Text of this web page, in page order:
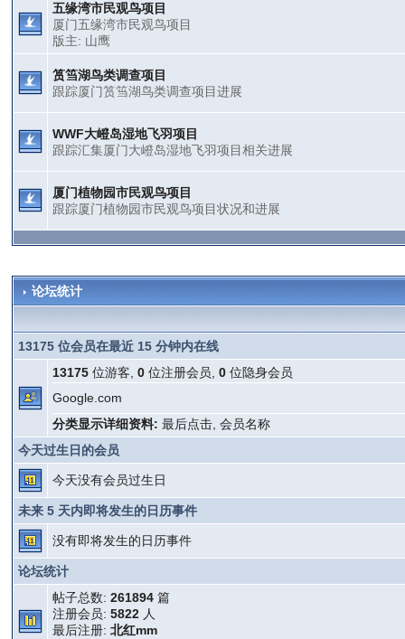
五缘湾市民观鸟项目
厦门五缘湾市民观鸟项目
版主: 山鹰
筼筜湖鸟类调查项目
跟踪厦门筼筜湖鸟类调查项目进展
WWF大嶝岛湿地飞羽项目
跟踪汇集厦门大嶝岛湿地飞羽项目相关进展
厦门植物园市民观鸟项目
跟踪厦门植物园市民观鸟项目状况和进展
论坛统计
13175 位会员在最近 15 分钟内在线
13175 位游客,0 位注册会员,0 位隐身会员
Google.com
分类显示详细资料: 最后点击 ,会员名称
今天过生日的会员
今天没有会员过生日
未来 5 天内即将发生的日历事件
没有即将发生的日历事件
论坛统计
帖子总数:261894 篇
注册会员:5822 人
最后注册:北红mm